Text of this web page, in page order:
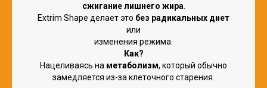
сжигание лишнего жира
Extrim Shape делает это без радикальных диет
или
изменения режима.
Как?
Нацеливаясь на метаболизм, который обычно
замедляется из-за клеточного старения.